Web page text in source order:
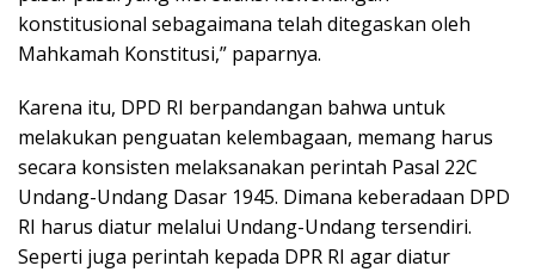
konstitusional sebagaimana telah ditegaskan oleh
Mahkamah Konstitusi,” paparnya.
Karena itu, DPD RI berpandangan bahwa untuk
melakukan penguatan kelembagaan, memang harus
secara konsisten melaksanakan perintah Pasal 22C
Undang-Undang Dasar 1945. Dimana keberadaan DPD
RI harus diatur melalui Undang-Undang tersendiri.
Seperti juga perintah kepada DPR RI agar diatur